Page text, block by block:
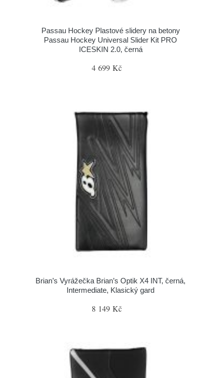
Passau Hockey Plastové slidery na betony
Passau Hockey Universal Slider Kit PRO
ICESKIN 2.0, černá
4 699 Kč
Brian’s Vyrážečka Brian’s Optik X4 INT, černá,
Intermediate, Klasický gard
8 149 Kč